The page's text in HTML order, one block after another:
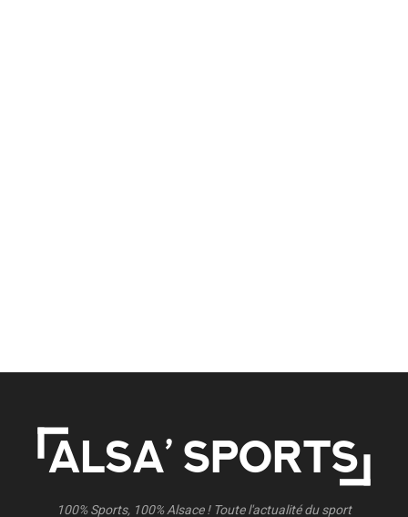
100% Sports, 100% Alsace ! Toute l'actualité du sport